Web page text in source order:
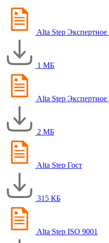
Alta Step
1 МБ
Alta Step
2 МБ
Alta Step Гост
315 КБ
Alta Step ISO 9001